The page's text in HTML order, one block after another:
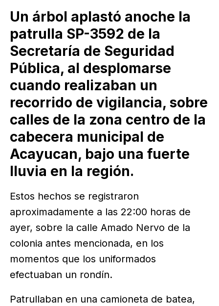
Un árbol aplastó anoche la
patrulla SP-3592 de la
Secretaría de Seguridad
Pública, al desplomarse
cuando realizaban un
recorrido de vigilancia, sobre
calles de la zona centro de la
cabecera municipal de
Acayucan, bajo una fuerte
lluvia en la región.
Estos hechos se registraron
aproximadamente a las 22:00 horas de
ayer, sobre la calle Amado Nervo de la
colonia antes mencionada, en los
momentos que los uniformados
efectuaban un rondín.
Patrullaban en una camioneta de batea,